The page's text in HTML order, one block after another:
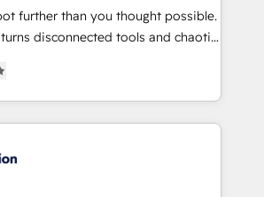
fun to work with. We believe in
success is our success, and we’re
we’ll
growing your business and
HubSpot work
further than you thought possible.
disconnected tools and chaotic
RevOps strategy with deep
to help teams scale faster—with
automation, and more
& Migration · Native & Custom